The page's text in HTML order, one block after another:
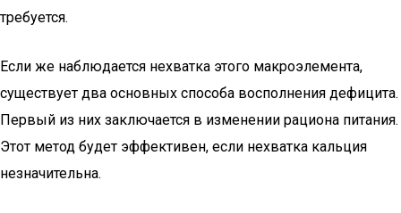
требуется.
Если же наблюдается нехватка этого макроэлемента,
существует два основных способа восполнения дефицита.
Первый из них заключается в изменении рациона питания.
Этот метод будет эффективен, если нехватка кальция
незначительна.